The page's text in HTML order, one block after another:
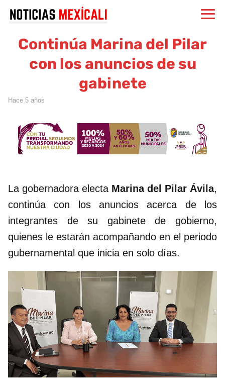
Continúa Marina del Pilar
con los anuncios de su
gabinete
hace 5 años
La gobernadora electa Marina del Pilar Ávila,
continúa con los anuncios acerca de los
integrantes de su gabinete de gobierno,
quienes le estarán acompañando en el periodo
gubernamental que inicia en solo días.